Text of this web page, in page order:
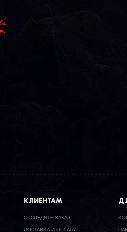
КЛИЕНТАМ
ОТСЛЕДИТЬ ЗАКАЗ
ДОСТАВКА И ОПЛАТА